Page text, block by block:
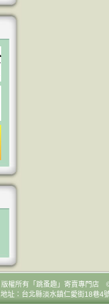
版權所有 「跳蚤趣」寄賣專門
地址：台北縣淡水鎮仁愛街18巷